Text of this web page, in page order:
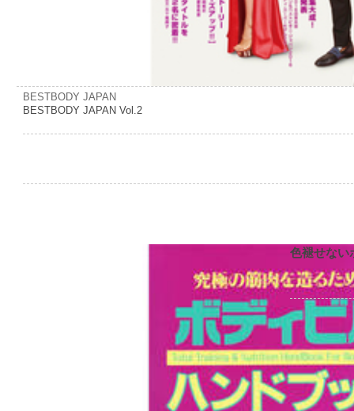
BESTBODY JAPAN
BESTBODY JAPAN Vol.2
色褪せない